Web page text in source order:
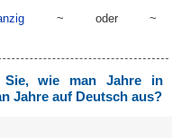
~ oder ~
Sie, wie man Jahre in
Jahre auf Deutsch aus?